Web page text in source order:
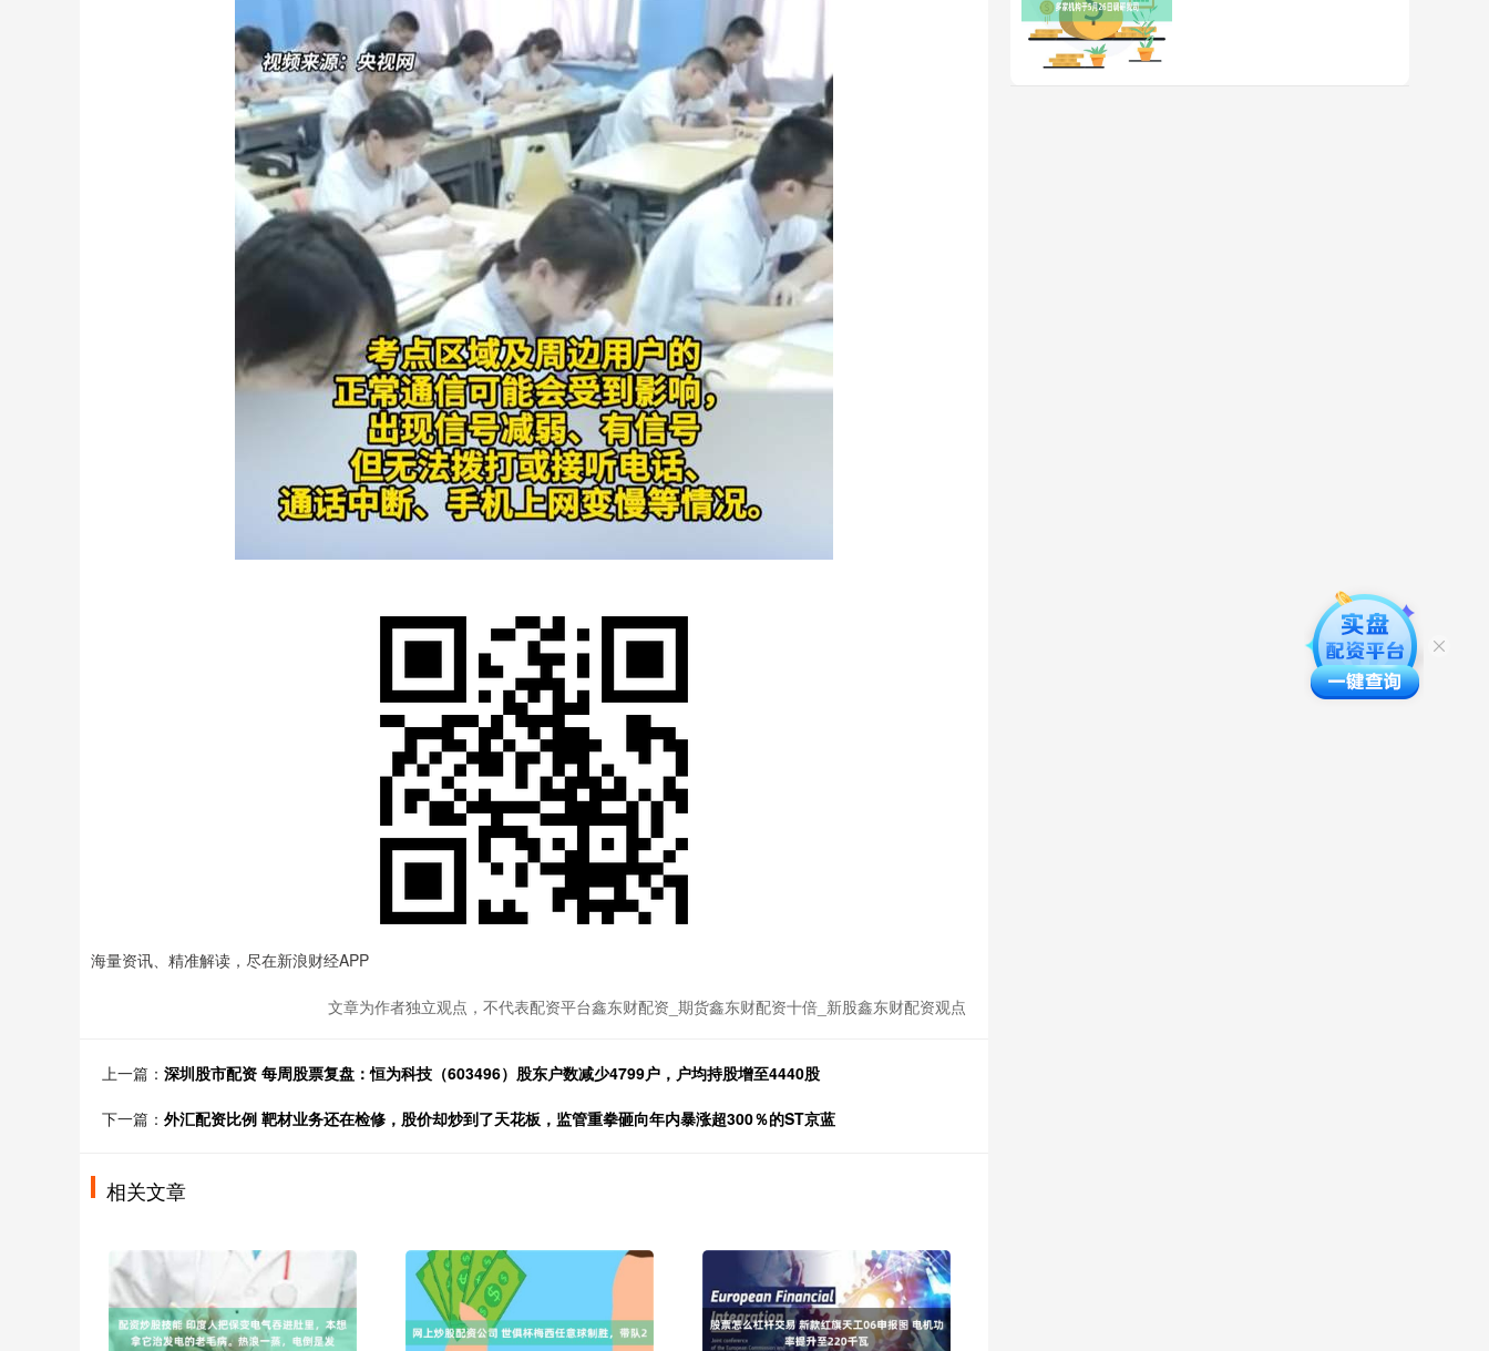
海量资讯、精准解读，尽在新浪财经APP
文章为作者独立观点，不代表配资平台鑫东财配资_期货鑫东财配资十倍_新股鑫东财配资观点
上一篇： 深圳股市配资 每周股票复盘：恒为科技（603496）股东户数减少4799户，户均持股增至4440股
下一篇： 外汇配资比例 靶材业务还在检修，股价却炒到了天花板，监管重拳砸向年内暴涨超300％的ST京蓝
相关文章